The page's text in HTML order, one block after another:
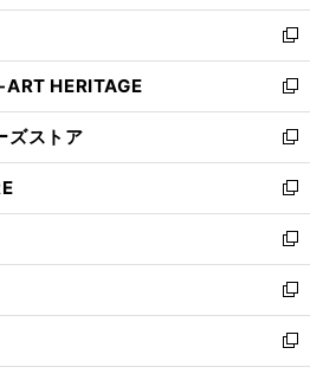
ウ
で
開
く
ン
ド
ウ
で
開
く
新
し
い
ウ
ィ
ン
ド
ウ
で
開
く
HERITAGE
新
し
い
ウ
ィ
ン
ド
ウ
で
開
く
ズストア
新
し
い
ウ
ィ
ン
ド
ウ
で
開
新
し
い
ウ
ィ
ン
ド
ウ
新
し
い
ウ
ィ
ン
新
し
い
ウ
新
し